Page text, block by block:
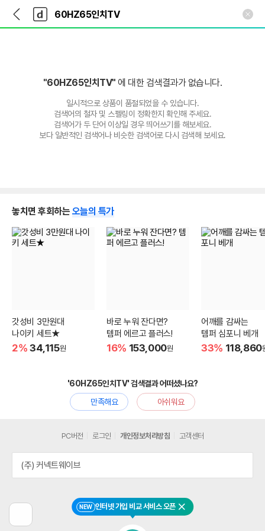
다
나
와
가
다
와
"60HZ65인치TV"에 대한 검색결과가 없습니다.
일시적으로 상품이 품절되었을 수 있습니다.
검색어의 철자 및 스펠링이 정확한지 확인해 주세요.
검색어가 두 단어 이상일 경우 띄어쓰기를 해보세요.
보다 일반적인 검색어나 비슷한 검색어로 다시 검색해 보세요.
놓치면 후회하는 오늘의 특가
갓성비 3만원대
나이키 세트★
2% 34,115원
바로 누워 잔다면?
템퍼 에르고 플러스!
16% 153,000원
어깨를 감싸는
템퍼 심포니 베개
33% 118,860
'60HZ65인치TV' 검색결과 어떠셨나요?
만족해요
아쉬워요
전
NEW 인터넷 가입 비교 서비스 오픈 닫기
PC버전 로그인 개인정보처리방침 고객센터
(주) 커넥트웨이브